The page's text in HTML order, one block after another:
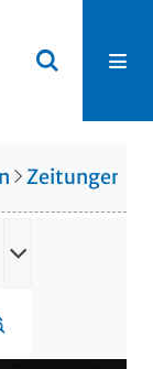
Zeitungen